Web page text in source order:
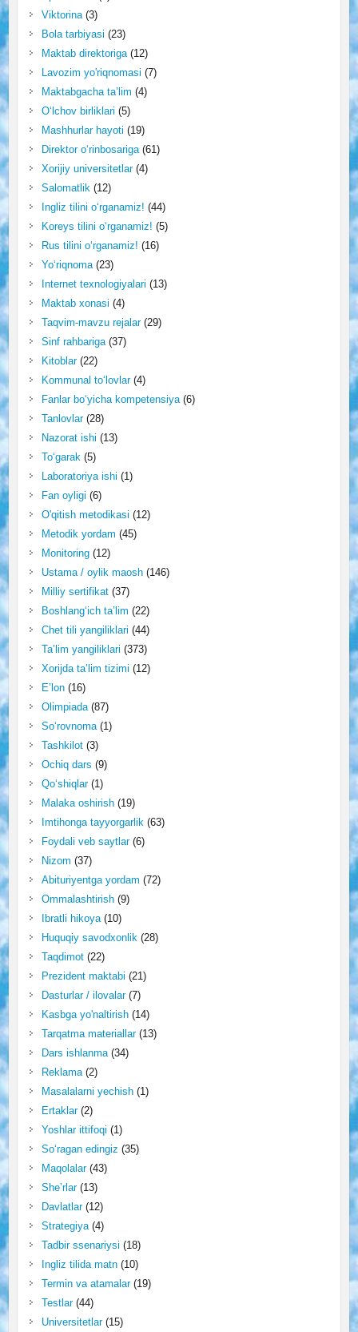
Viktorina(3)
Bola tarbiyasi (23)
Maktab direktoriga(12)
Lavozim yo'riqnomasi (7)
Maktabgacha ta’lim (4)
O‘lchov birliklari (5)
Mashhurlar hayoti (19)
Direktor o‘rinbosariga(61)
Xorijiy universitetlar(4)
Salomatlik(12)
Ingliz tilini o‘rganamiz! (44)
Koreys tilini o‘rganamiz! (5)
Rus tilini o‘rganamiz! (16)
Yo‘riqnoma(23)
Internet texnologiyalari (13)
Maktab xonasi (4)
Taqvim-mavzu rejalar(29)
Sinf rahbariga(37)
Kitoblar(22)
Kommunal to‘lovlar(4)
Fanlar bo‘yicha kompetensiya(6)
Tanlovlar(28)
Nazorat ishi (13)
To‘garak(5)
Laboratoriya ishi (1)
Fan oyligi (6)
O'qitish metodikasi (12)
Metodik yordam (45)
Monitoring(12)
Ustama / oylik maosh(146)
Milliy sertifikat(37)
Boshlang‘ich ta’lim (22)
Chet tili yangiliklari (44)
Ta’lim yangiliklari (373)
Xorijda ta’lim tizimi (12)
E’lon(16)
Olimpiada(87)
So‘rovnoma(1)
Tashkilot(3)
Ochiq dars (9)
Qo‘shiqlar(1)
Malaka oshirish(19)
Imtihonga tayyorgarlik(63)
Foydali veb saytlar(6)
Nizom (37)
Abituriyentga yordam (72)
Ommalashtirish(9)
Ibratli hikoya(10)
Huquqiy savodxonlik(28)
Taqdimot(22)
Prezident maktabi (21)
Dasturlar / ilovalar(7)
Kasbga yo'naltirish(14)
Tarqatma materiallar(13)
Dars ishlanma(34)
Reklama(2)
Masalalarni yechish(1)
Ertaklar(2)
Yoshlar ittifoqi (1)
So‘ragan edingiz (35)
Maqolalar(43)
She’rlar(13)
Davlatlar(12)
Strategiya(4)
Tadbir ssenariysi (18)
Ingliz tilida matn(10)
Termin va atamalar(19)
Testlar(44)
Universitetlar(15)